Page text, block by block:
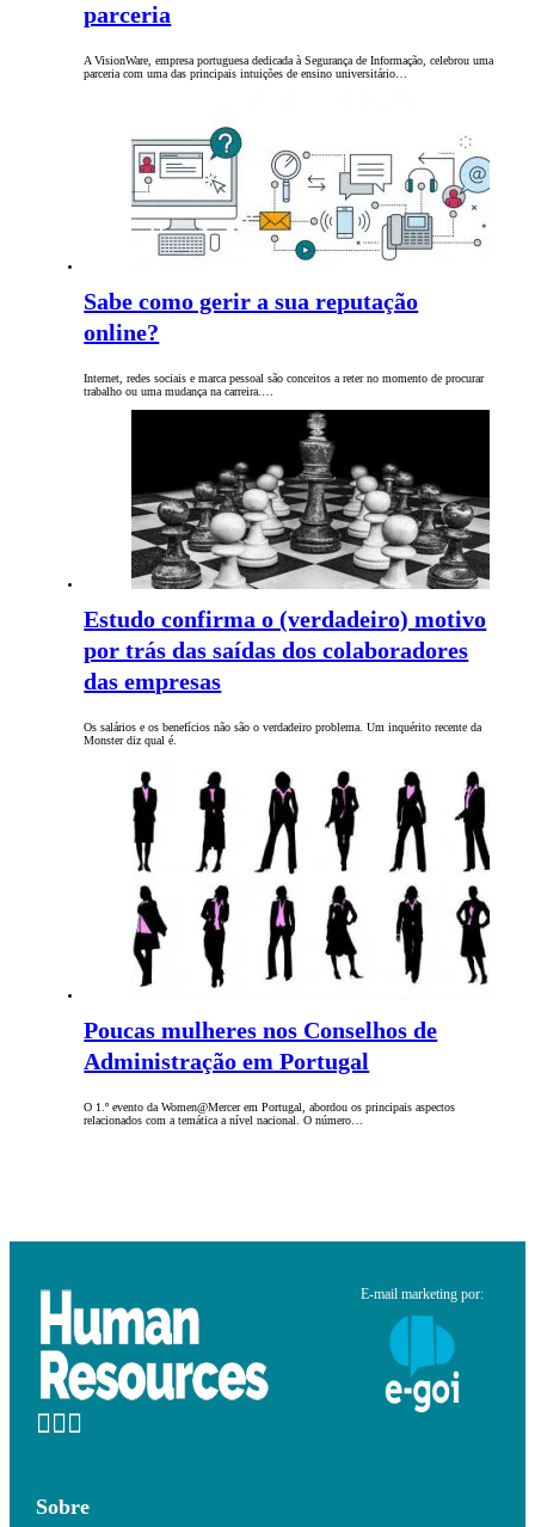
parceria
A VisionWare, empresa portuguesa dedicada à Segurança de Informação, celebrou uma
parceria com uma das principais intuições de ensino universitário…
Sabe como gerir a sua reputação
online?
Internet, redes sociais e marca pessoal são conceitos a reter no momento de procurar
trabalho ou uma mudança na carreira.…
Estudo confirma o (verdadeiro) motivo
por trás das saídas dos colaboradores
das empresas
Os salários e os benefícios não são o verdadeiro problema. Um inquérito recente da
Monster diz qual é.
Poucas mulheres nos Conselhos de
Administração em Portugal
O 1.º evento da Women@Mercer em Portugal, abordou os principais aspectos
relacionados com a temática a nível nacional. O número…
E-mail marketing por:
Sobre